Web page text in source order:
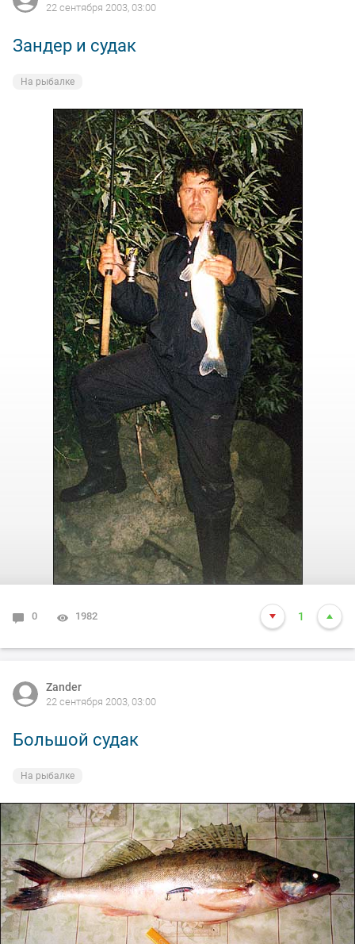
22 сентября 2003, 03:00
Зандер и судак
На рыбалке
0 1982 1
Zander
22 сентября 2003, 03:00
Большой судак
На рыбалке